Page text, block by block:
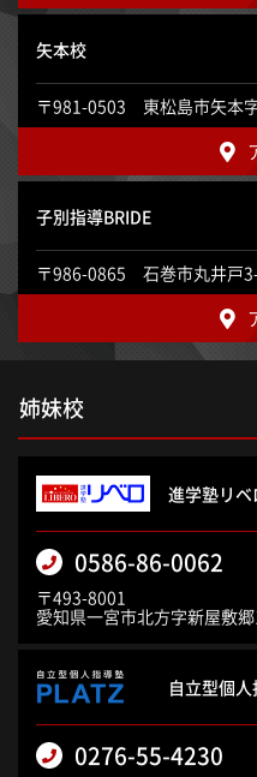
矢本校
〒981-0503 東松島市矢本
子別指導BRIDE
〒986-0865 石巻市丸井戸
姉妹校
進学塾リベ
0586-86-0062
〒493-8001
愛知県一宮市北方字新屋敷
自立型個
0276-55-4230